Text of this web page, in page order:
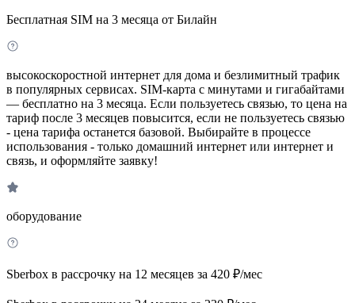
Бесплатная SIM на 3 месяца от Билайн
высокоскоростной интернет для дома и безлимитный трафик
в популярных сервисах. SIM-карта с минутами и гигабайтами
— бесплатно на 3 месяца. Если пользуетесь связью, то цена на
тариф после 3 месяцев повысится, если не пользуетесь связью
- цена тарифа останется базовой. Выбирайте в процессе
использования - только домашний интернет или интернет и
связь, и оформляйте заявку!
оборудование
Sberbox в рассрочку на 12 месяцев за 420 ₽/мес